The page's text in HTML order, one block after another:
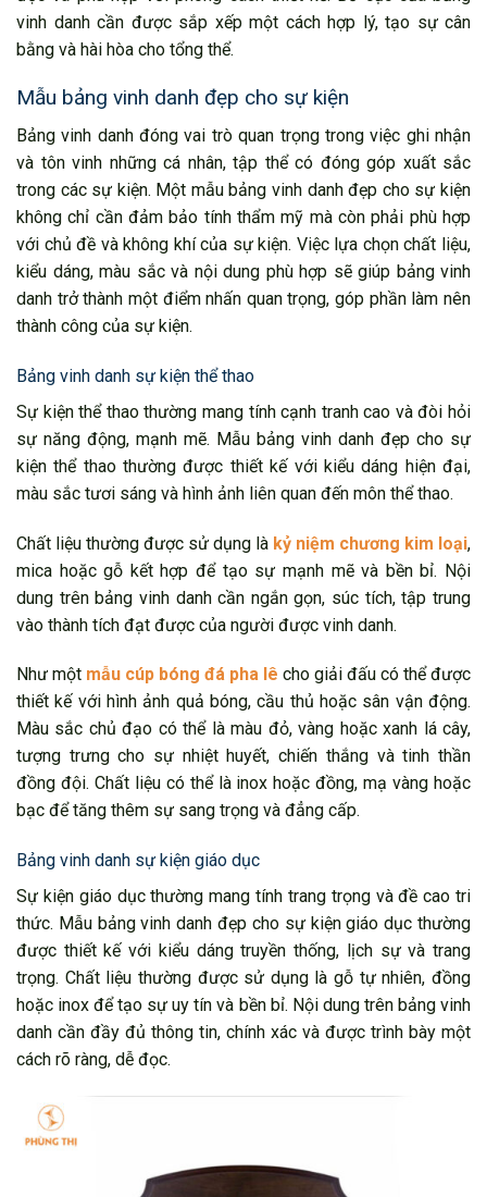
vinh danh cần được sắp xếp một cách hợp lý, tạo sự cân
bằng và hài hòa cho tổng thể.
Mẫu bảng vinh danh đẹp cho sự kiện
Bảng vinh danh đóng vai trò quan trọng trong việc ghi nhận
và tôn vinh những cá nhân, tập thể có đóng góp xuất sắc
trong các sự kiện. Một mẫu bảng vinh danh đẹp cho sự kiện
không chỉ cần đảm bảo tính thẩm mỹ mà còn phải phù hợp
với chủ đề và không khí của sự kiện. Việc lựa chọn chất liệu,
kiểu dáng, màu sắc và nội dung phù hợp sẽ giúp bảng vinh
danh trở thành một điểm nhấn quan trọng, góp phần làm nên
thành công của sự kiện.
Bảng vinh danh sự kiện thể thao
Sự kiện thể thao thường mang tính cạnh tranh cao và đòi hỏi
sự năng động, mạnh mẽ. Mẫu bảng vinh danh đẹp cho sự
kiện thể thao thường được thiết kế với kiểu dáng hiện đại,
màu sắc tươi sáng và hình ảnh liên quan đến môn thể thao.
Chất liệu thường được sử dụng là kỷ niệm chương kim loại,
mica hoặc gỗ kết hợp để tạo sự mạnh mẽ và bền bỉ. Nội
dung trên bảng vinh danh cần ngắn gọn, súc tích, tập trung
vào thành tích đạt được của người được vinh danh.
Như một mẫu cúp bóng đá pha lê cho giải đấu có thể được
thiết kế với hình ảnh quả bóng, cầu thủ hoặc sân vận động.
Màu sắc chủ đạo có thể là màu đỏ, vàng hoặc xanh lá cây,
tượng trưng cho sự nhiệt huyết, chiến thắng và tinh thần
đồng đội. Chất liệu có thể là inox hoặc đồng, mạ vàng hoặc
bạc để tăng thêm sự sang trọng và đẳng cấp.
Bảng vinh danh sự kiện giáo dục
Sự kiện giáo dục thường mang tính trang trọng và đề cao tri
thức. Mẫu bảng vinh danh đẹp cho sự kiện giáo dục thường
được thiết kế với kiểu dáng truyền thống, lịch sự và trang
trọng. Chất liệu thường được sử dụng là gỗ tự nhiên, đồng
hoặc inox để tạo sự uy tín và bền bỉ. Nội dung trên bảng vinh
danh cần đầy đủ thông tin, chính xác và được trình bày một
cách rõ ràng, dễ đọc.